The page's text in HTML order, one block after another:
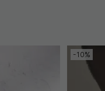
-10%